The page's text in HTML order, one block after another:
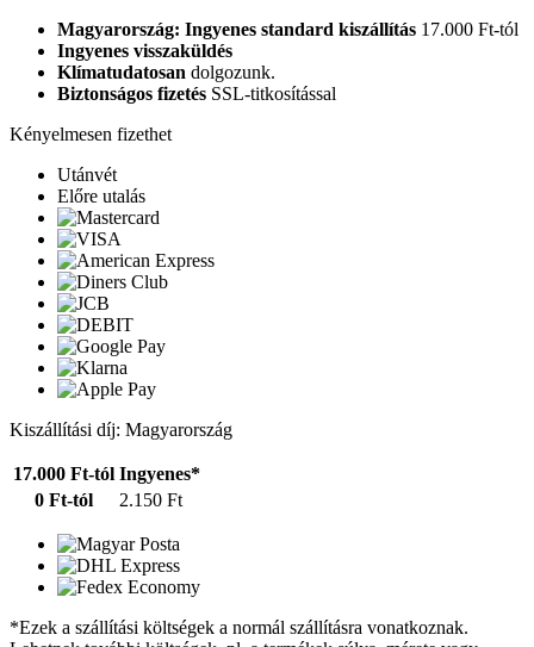
Magyarország: Ingyenes standard kiszállítás 17.000 Ft-tól
Ingyenes visszaküldés
Klímatudatosan dolgozunk.
Biztonságos fizetés SSL-titkosítással
Kényelmesen fizethet
Utánvét
Előre utalás
Kiszállítási díj: Magyarország
17.000 Ft-tól Ingyenes*
0 Ft-tól
2.150 Ft
*Ezek a szállítási költségek a normál szállításra vonatkoznak.